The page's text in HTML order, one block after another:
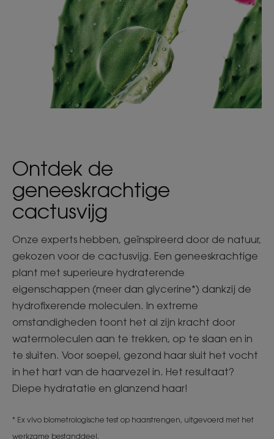
Ontdek de
geneeskrachtige
cactusvijg
Onze experts hebben, geïnspireerd door de natuur,
gekozen voor de cactusvijg. Een geneeskrachtige
plant met superieure hydraterende
eigenschappen (meer dan glycerine*) dankzij de
hydrofixerende moleculen. In extreme
omstandigheden toont het al zijn kracht door
watermoleculen aan te trekken, op te slaan en in
te sluiten. Voor soepel, gezond haar sluit het vocht
in het hart van de haarvezel in. Het resultaat?
Diepe hydratatie en glanzend haar!
* Ex vivo biometrologische test op haarstrengen, uitgevoerd met het
werkzame bestanddeel.